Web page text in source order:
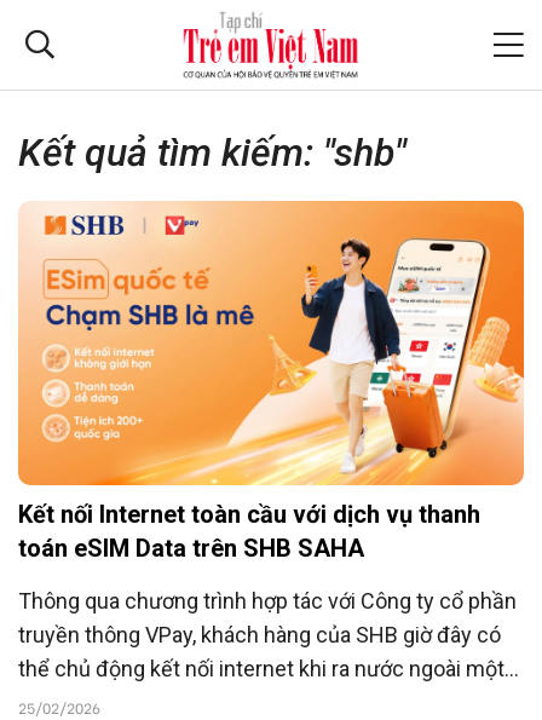
Kết quả tìm kiếm: "shb"
Kết nối Internet toàn cầu với dịch vụ thanh
toán eSIM Data trên SHB SAHA
Thông qua chương trình hợp tác với Công ty cổ phần
truyền thông VPay, khách hàng của SHB giờ đây có
thể chủ động kết nối internet khi ra nước ngoài một
cách dễ dàng chưa từng có ngay trên chính ứng
25/02/2026